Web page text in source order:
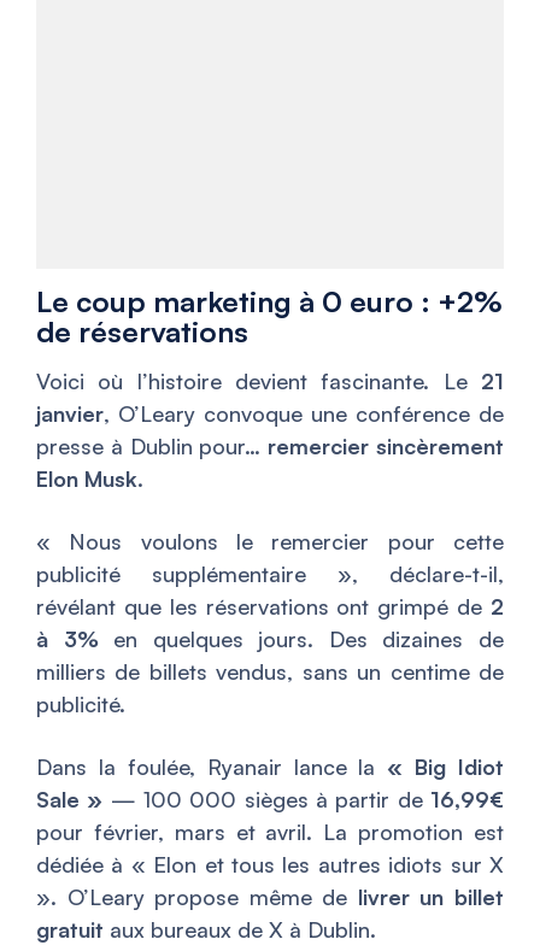
Le coup marketing à 0 euro : +2%
de réservations
Voici où l’histoire devient fascinante. Le 21
janvier, O’Leary convoque une conférence de
presse à Dublin pour… remercier sincèrement
Elon Musk.
« Nous voulons le remercier pour cette
publicité supplémentaire », déclare-t-il,
révélant que les réservations ont grimpé de 2
à 3%en quelques jours. Des dizaines de
milliers de billets vendus, sans un centime de
publicité.
Dans la foulée, Ryanair lance la « Big Idiot
Sale » — 100 000 sièges à partir de 16,99€
pour février, mars et avril. La promotion est
dédiée à « Elon et tous les autres idiots sur X
». O’Leary propose même de livrer un billet
gratuit aux bureaux de X à Dublin.